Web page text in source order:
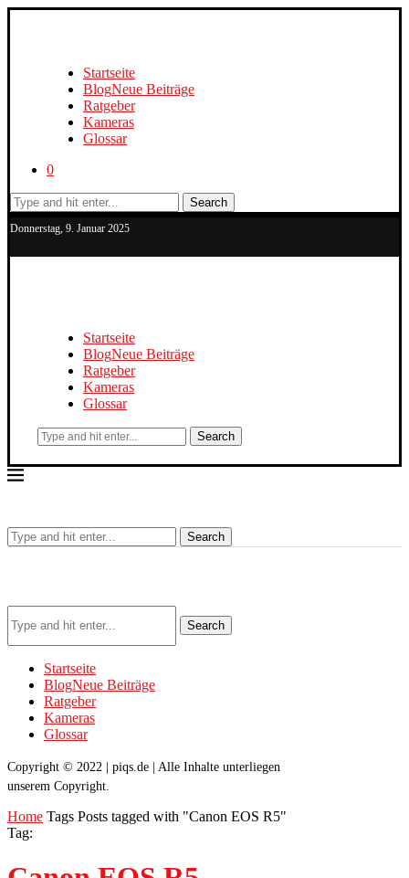
Startseite
BlogNeue Beiträge
Ratgeber
Kameras
Glossar
0
Search
Donnerstag, 9. Januar 2025
Startseite
BlogNeue Beiträge
Ratgeber
Kameras
Glossar
Search
Search
Search
Startseite
BlogNeue Beiträge
Ratgeber
Kameras
Glossar
Copyright © 2022 | piqs.de | Alle Inhalte unterliegen
unserem Copyright.
Home Tags Posts tagged with "Canon EOS R5"
Tag: